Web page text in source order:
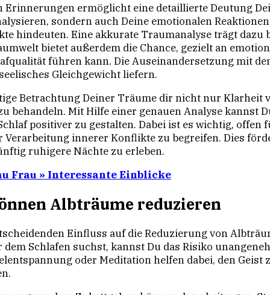
ermöglicht eine detaillierte Deutung
sondern auch Deine emotionalen
hindeuten. Eine akkurate Traumanalyse trägt dazu
bietet außerdem die Chance, gezielt an
führen kann. Die Auseinandersetzung mit
Gleichgewicht liefern.
Betrachtung Deiner Träume dir nicht nur Klarheit
behandeln. Mit Hilfe einer genauen Analyse kannst
positiver zu gestalten. Dabei ist es wichtig, offen
innerer Konflikte zu begreifen. Dies
ruhigere Nächte zu erleben.
Frau » Interessante Einblicke
Albträume reduzieren
Einfluss auf die Reduzierung von
Schlafen suchst, kannst Du das Risiko
oder Meditation helfen dabei, den Geist